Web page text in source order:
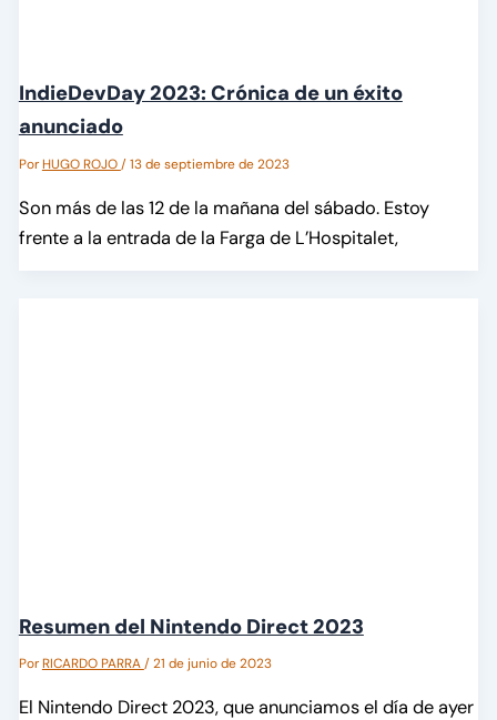
IndieDevDay 2023: Crónica de un éxito
anunciado
PorHUGO ROJO/13 de septiembre de 2023
Son más de las 12 de la mañana del sábado. Estoy
frente a la entrada de la Farga de L’Hospitalet,
Resumen del Nintendo Direct 2023
PorRICARDO PARRA/21 de junio de 2023
El Nintendo Direct 2023, que anunciamos el día de ayer